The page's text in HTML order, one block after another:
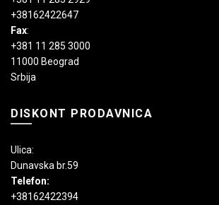
+38162422647
Fax:
+381 11 285 3000
11000 Beograd
Srbija
DISKONT PRODAVNICA
Ulica:
Dunavska br.59
Telefon:
+38162422394